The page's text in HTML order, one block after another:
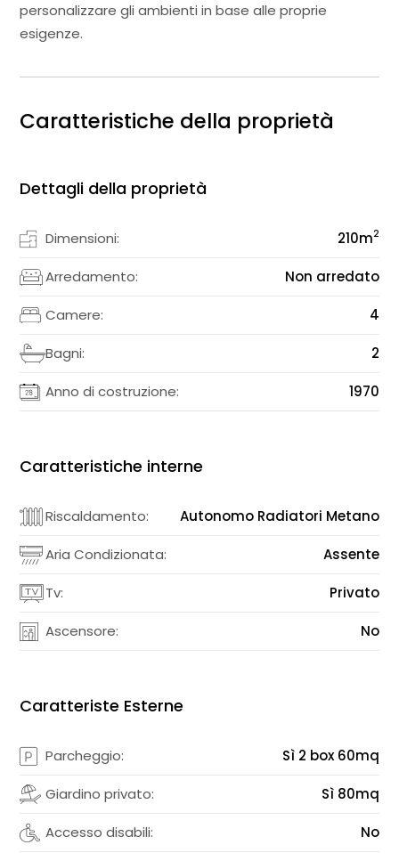
personalizzare gli ambienti in base alle proprie
esigenze.
Caratteristiche della proprietà
Dettagli della proprietà
Dimensioni: 210m2
Arredamento: Non arredato
Camere: 4
Bagni: 2
Anno di costruzione: 1970
Caratteristiche interne
Riscaldamento: Autonomo Radiatori Metano
Aria Condizionata: Assente
Tv: Privato
Ascensore: No
Caratteriste Esterne
Parcheggio: Sì 2 box 60mq
Giardino privato: Sì 80mq
Accesso disabili: No